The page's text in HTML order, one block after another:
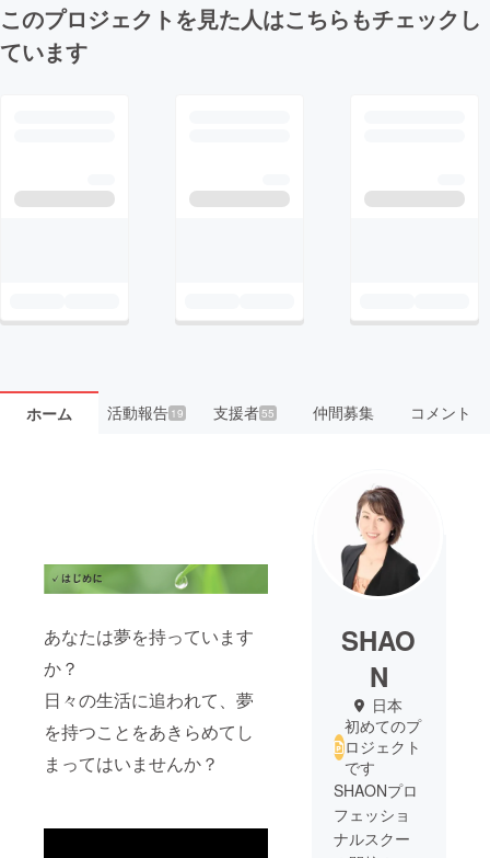
このプロジェクトを見た人はこちらもチェックし
ています
ホーム 活動報告19 支援者55 仲間募集 コメント
あなたは夢を持っています
か？
日々の生活に追われて、夢
を持つことをあきらめてし
まってはいませんか？
SHAO
N
日本
初めてのプ
ロジェクト
です
SHAONプロ
フェッショ
ナルスクー